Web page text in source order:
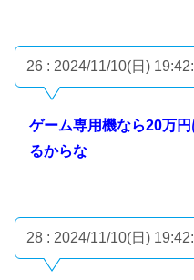
26 : 2024/11/10(日)
ゲーム専用機なら20万
るからな
28 : 2024/11/10(日)